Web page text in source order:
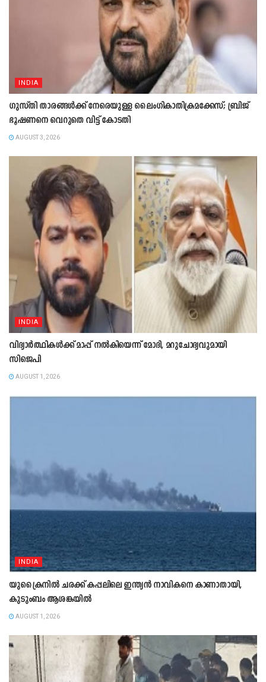
INDIA
ഗുസ്തി താരങ്ങൾക്ക് നേരെയുള്ള ലൈംഗികാതിക്രമക്കേസ്; ബ്രിജ്
ഭൂഷണനെ വെറുതെ വിട്ട് കോടതി
AUGUST 3, 2026
INDIA
വിദ്യാർത്ഥികൾക്ക് മാപ്പ് നൽകിയെന്ന് മോദി, മറുചോദ്യവുമായി
സിജെപി
AUGUST 1, 2026
INDIA
യുക്രൈനിൽ ചരക്ക് കപ്പലിലെ ഇന്ത്യൻ നാവികനെ കാണാതായി,
കുടുംബം ആശങ്കയിൽ
AUGUST 1, 2026